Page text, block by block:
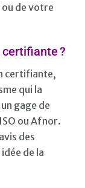
de votre
?
certifiante,
qui la
gage de
ou Afnor.
des
de la